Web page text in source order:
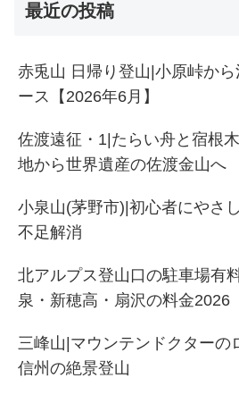
最近の投稿
赤兎山 日帰り登山|小原峠か
ース【2026年6月】
佐渡遠征・1|たらい舟と宿根
地から世界遺産の佐渡金山へ
小泉山(茅野市)|初心者にやさ
不足解消
北アルプス登山口の駐車場有
泉・新穂高・扇沢の料金2026
三峰山|マウンテンドクターの
信州の絶景登山